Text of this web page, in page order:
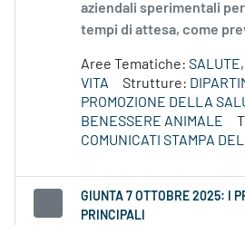
aziendali sperimentali
tempi di attesa, come
Aree Tematiche: SALUTE,
VITA
Strutture:
PROMOZIONE DELLA
BENESSERE ANIMALE
COMUNICATI STAMPA
GIUNTA 7 OTTOBRE 2025: I
PRINCIPALI